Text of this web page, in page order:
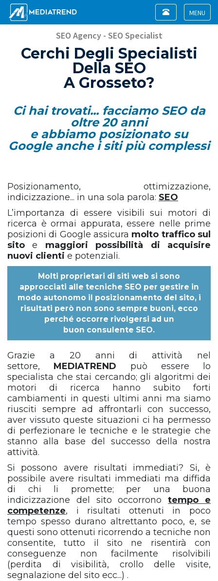
Toggle
Toggle
navigation
SEO Agency - SEO Specialist
Cerchi Degli Specialisti
Della SEO
A Grosseto?
Ci hai trovati... facciamo SEO da
oltre 20 anni
e abbiamo posizionato su
Google anche i siti più complessi
Posizionamento, ottimizzazione,
indicizzazione... in una sola parola: SEO
L’importanza di essere visibili sui motori di
ricerca è ormai appurata, essere nelle prime
posizioni di Google assicura molto traffico sul
sito e maggiori possibilità di acquisire
nuovi clienti e potenziali.
Molti proprietari di siti web si sono
approcciati alle tecniche SEO per gestire in
modo autonomo il posizionamento del sito, i
risultati però non sono sempre buoni, ecco
perché occorre rivolgersi ad un
buon consulente SEO.
Grazie a 20 anni di attività nel
settore, MEDIATREND può essere lo
specialista che stai cercando; gli algoritmi dei
motori di ricerca hanno subito forti
cambiamenti in questi ultimi anni ma siamo
riusciti sempre ad affrontarli con successo,
aver vissuto queste situazioni ci ha permesso
di perfezionare le tecniche e le strategie che
stanno alla base del successo della nostra
attività.
Si possono avere risultati immediati? Si, è
possibile avere risultati immediati ma diffida
di chi li promette; per una buona
indicizzazione del sito occorronotempo e
competenze, i risultati ottenuti in poco
tempo spesso durano altrettanto poco, e, se
questi sono ottenuti ricorrendo a tecniche non
consentite, tutto il sito ne risentirà con
conseguenze non facilmente risolvibili
(perdita di visibilità, crollo delle visite,
segnalazione del sito ecc...) .